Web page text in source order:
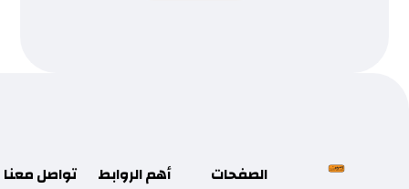
الصفحات
أهم الروابط
تواصل معنا